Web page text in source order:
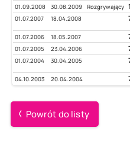
01.09.2008 30.08.2009 Rozgrywający
01.07.2007 18.04.2008
01.07.2006 18.05.2007
01.07.2005 23.04.2006
01.07.2004 30.04.2005
04.10.2003 20.04.2004
Powrót do listy